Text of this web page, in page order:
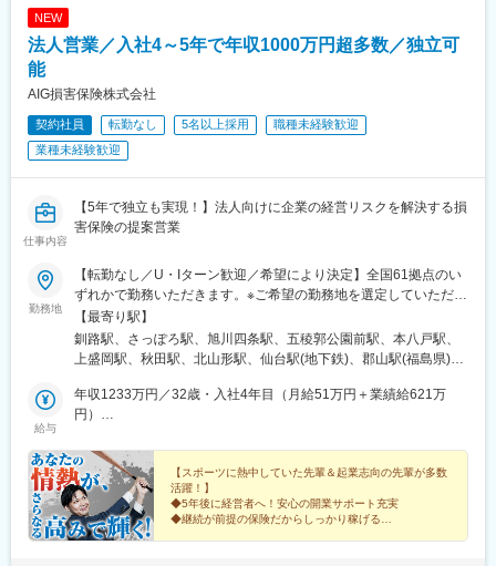
通り駅、東八町駅、梅田駅(地下鉄)、天王寺駅、三ノ宮駅、清輝橋
(福岡県)、めがね橋駅、通町筋駅、甲東中学校前駅、美栄橋駅
NEW
法人営業／入社4～5年で年収1000万円超多数／独立可
能
AIG損害保険株式会社
契約社員 転勤なし 5名以上採用
職種未経験歓迎
業種未経験歓迎
仕事内容
【5年で独立も実現！】法人向けに企業の経営リスクを解決する損
害保険の提案営業
勤務地
【転勤なし／U・Iターン歓迎／希望により決定】全国61拠点のい
ずれかで勤務いただきます。※ご希望の勤務地を選定していただけ
ます。※現住所と希望勤務地が異なる場合、面接は現住所の近くで
行うことも可能です。★受動喫煙対策：敷地内喫煙可能場所あり
（勤務先に応じて変動の可能性あり）
【最寄り駅】
釧路駅、さっぽろ駅、旭川四条駅、五稜郭公園前駅、本八戸駅、
上盛岡駅、秋田駅、北山形駅、仙台駅(地下鉄)、郡山駅(福島県)、
水戸駅、つくば駅、東武宇都宮駅、前橋駅、大宮駅(埼玉県)、海浜
幕張駅、甲府駅、松本駅、新潟駅、インテック本社前駅、北鉄金
駅、豊橋公園前駅、津新町駅、大阪梅田駅(阪急線)、大阪阿部野橋
駅、草津駅(滋賀県)、丹波口駅、三宮駅(神戸新交通)、姫路駅、新
大宮駅、和歌山駅、東中央町駅、紙屋町東駅、徳山駅、鳥取駅、
松江駅、片原町駅(香川県)、蓮池町通駅、阿波富田駅、市役所前駅
(愛媛県)、赤坂駅(福岡県)、平和通駅、西鉄久留米駅、佐賀駅、桜
給与
年収1233万円／32歳・入社4年目（月給51万円＋業績給621万
円）
【スポーツに熱中していた先輩＆起業志向の先輩が多数
活躍！】
◆5年後に経営者へ！安心の開業サポート充実
◆継続が前提の保険だからしっかり稼げる